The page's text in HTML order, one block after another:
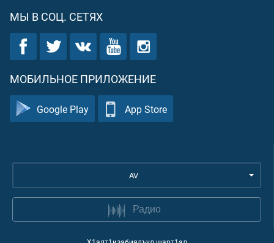
МЫ В СОЦ. СЕТЯХ
МОБИЛЬНОЕ ПРИЛОЖЕНИЕ
Google Play App Store
AV
Радио